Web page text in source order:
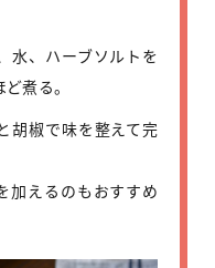
水、ハーブソルトを
煮る。
胡椒で味を整えて完
加えるのもおすすめ